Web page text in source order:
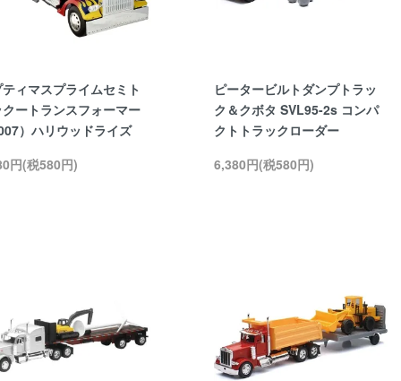
ィマスプライムセミト
クートランスフォーマー
）ハリウッドライズ
円(税580円)
ピータービルトダンプトラッ
ク＆クボタ SVL95-2s コンパ
クトトラックローダー
6,380円(税580円)